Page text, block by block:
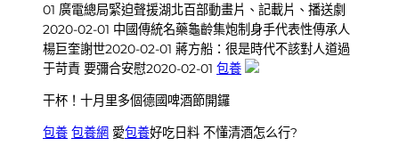
01 廣電總局緊迫聲援湖北百部動畫片、記載片、播送劇
2020-02-01 中國傳統名藥龜齡集炮制身手代表性傳承人
楊巨奎謝世2020-02-01 蔣方船：很是時代不該對人道過
于苛責 要彌合安慰2020-02-01 包養
干杯！十月里多個德國啤酒節開鑼
包養 包養網 愛包養好吃日料 不懂清酒怎么行?